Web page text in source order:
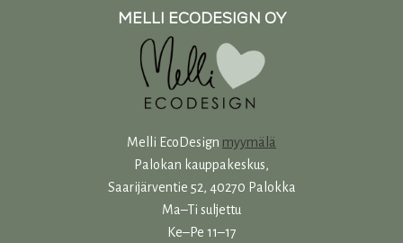
MELLI ECODESIGN OY
Melli EcoDesign myymälä
Palokan kauppakeskus,
Saarijärventie 52, 40270 Palokka
Ma–Ti suljettu
Ke–Pe 11–17